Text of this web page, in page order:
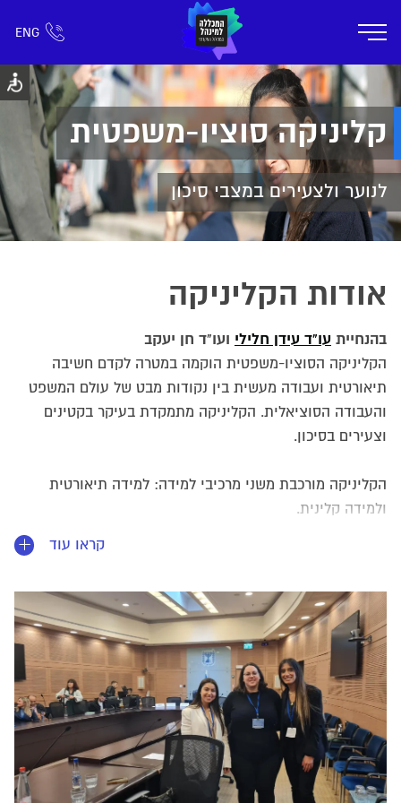
ENG
חפש כל דבר רישום ומידע אזור אישי
אודות תוכניות הלימוד קמפוס דימונה חיי
קליניקה סוציו-משפטית
לנוער ולצעירים במצבי סיכון
אודות הקליניקה
בהנחיית עו"ד עידן חלילי ועו"ד חן יעקב
הקליניקה הסוציו-משפטית הוקמה במטרה לקדם חשיבה
תיאורטית ועבודה מעשית בין נקודות מבט של עולם המשפט
והעבודה הסוציאלית. הקליניקה מתמקדת בעיקר בקטינים
וצעירים בסיכון.
הקליניקה מורכבת משני מרכיבי למידה: למידה תיאורטית
ולמידה קלינית.
במסגרת הלמידה התיאורטית הסטודנטים לומדים על ממשקים
טיפוליים, סוציאליים ומשפטיים, בפרט בעבודה עם נוער
משפטיים שונים.
במסגרת הלמידה הקלינית, הסטודנטים פועלים בשלושה
אפיקים:
פרויקטים סוציו-משפטיים (בשנת הלימודים תשפ"ג נושא
מרכזי לפרויקטים היה המשבר במערכת הרווחה) כגון:
עריכת מחקרי שטח וכתיבת ניירות עמדה, ארגון כנסים
וימי עיון, קידום שינוי מדיניות ועוד.
קראו עוד